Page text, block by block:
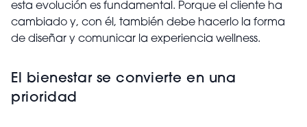
esta evolución es fundamental. Porque el cliente ha
cambiado y, con él, también debe hacerlo la forma
de diseñar y comunicar la experiencia wellness.
El bienestar se convierte en una
prioridad